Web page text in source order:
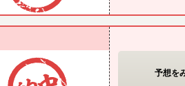
予想を